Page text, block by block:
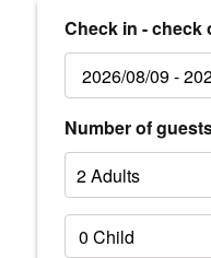
Check in - check
Number of